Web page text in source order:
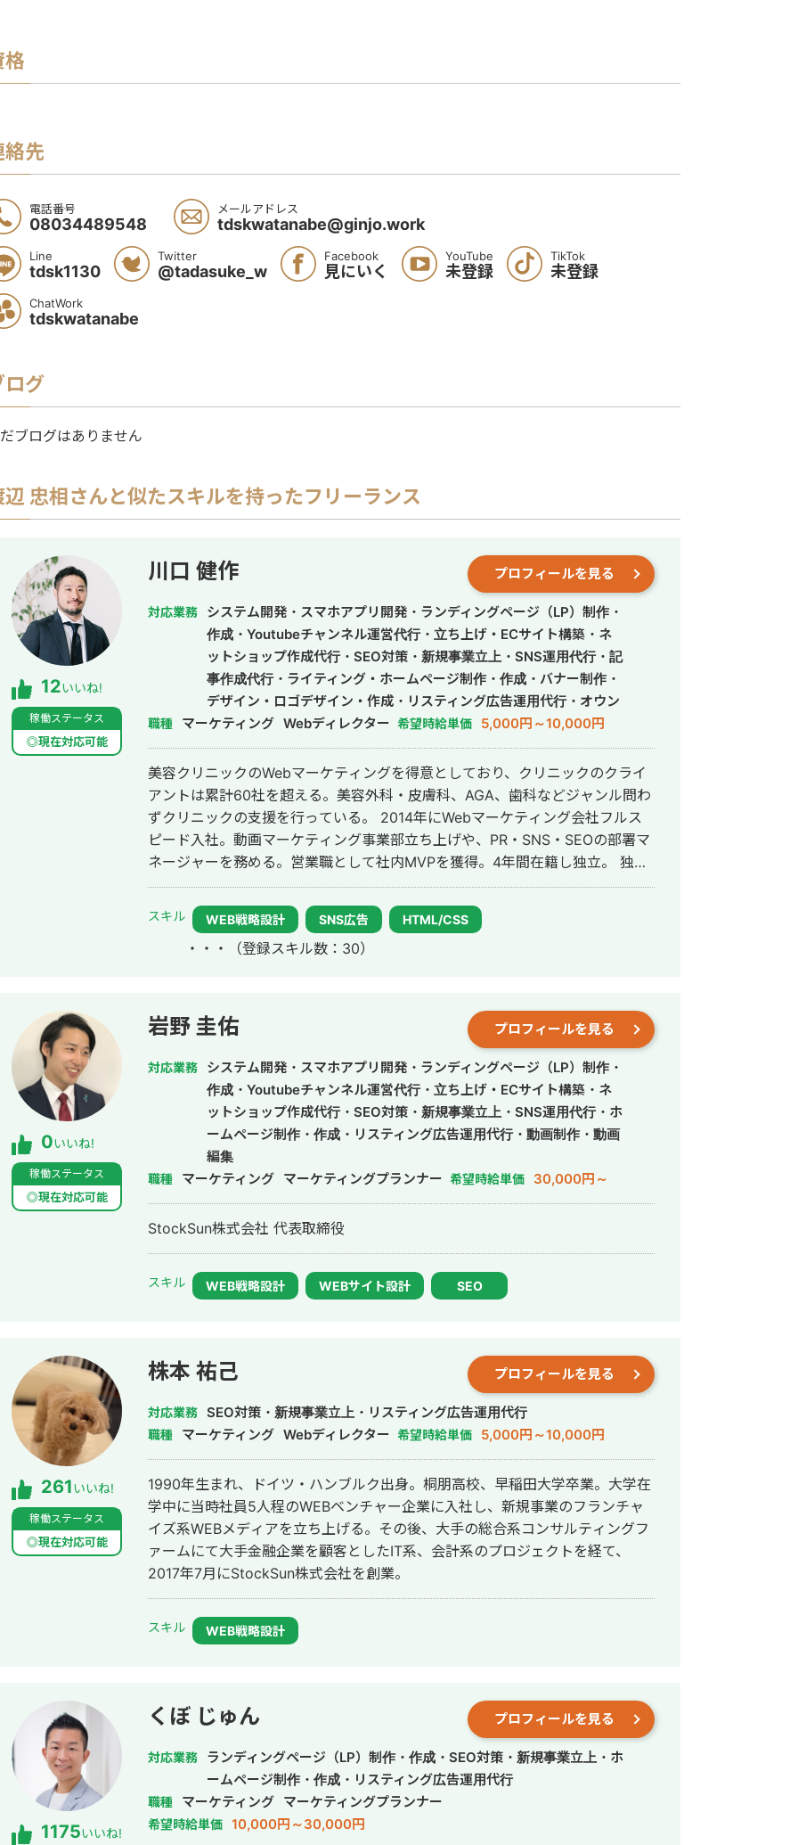
格
絡先
電話番号
08034489548
メールアドレス
tdskwatanabe@ginjo.work
Line
tdsk1130
Twitter
@tadasuke_w
Facebook
見にいく
YouTube
未登録
TikTok
未登録
ChatWork
tdskwatanabe
ログ
ブログはありません
辺 忠相 さんと似たスキルを持ったフリーランス
12いいね!
稼働ステータス
◎現在対応可能
川口 健作 プロフィールを見る
対応業務
システム開発・スマホアプリ開発・ランディングページ（LP）制作・
作成・Youtubeチャンネル運営代行・立ち上げ・ECサイト構築・ネ
ットショップ作成代行・SEO対策・新規事業立上・SNS運用代行・記
事作成代行・ライティング・ホームページ制作・作成・バナー制作・
デザイン・ロゴデザイン・作成・リスティング広告運用代行・オウン
ドメディア制作・構築・運用代行・動画制作・動画編集・営業代行
職種 マーケティング Webディレクター 希望時給単価 5,000円～10,000円
美容クリニックのWebマーケティングを得意としており、クリニックのクライ
アントは累計60社を超える。美容外科・皮膚科、AGA、歯科などジャンル問わ
ずクリニックの支援を行っている。 2014年にWebマーケティング会社フルス
ピード入社。動画マーケティング事業部立ち上げや、PR・SNS・SEOの部署マ
ネージャーを務める。営業職として社内MVPを獲得。4年間在籍し独立。 独立
後はフリーランスとなり、フロントエンドエンジニア兼総合Webマーケターと
して活動。現在はWebコンサルティング会社を創設し、法人としてStockSunに
スキル WEB戦略設計 SNS広告 HTML/CSS
・・・ （登録スキル数：30）
0いいね!
稼働ステータス
◎現在対応可能
岩野 圭佑 プロフィールを見る
対応業務
システム開発・スマホアプリ開発・ランディングページ（LP）制作・
作成・Youtubeチャンネル運営代行・立ち上げ・ECサイト構築・ネ
ットショップ作成代行・SEO対策・新規事業立上・SNS運用代行・ホ
ームページ制作・作成・リスティング広告運用代行・動画制作・動画
編集
職種 マーケティング マーケティングプランナー 希望時給単価 30,000円～
StockSun株式会社 代表取締役
スキル WEB戦略設計 WEBサイト設計 SEO
261いいね!
稼働ステータス
◎現在対応可能
株本 祐己 プロフィールを見る
対応業務 SEO対策・新規事業立上・リスティング広告運用代行
職種 マーケティング Webディレクター 希望時給単価 5,000円～10,000円
1990年生まれ、ドイツ・ハンブルク出身。桐朋高校、早稲田大学卒業。大学在
学中に当時社員5人程のWEBベンチャー企業に入社し、新規事業のフランチャ
イズ系WEBメディアを立ち上げる。その後、大手の総合系コンサルティングフ
ァームにて大手金融企業を顧客としたIT系、会計系のプロジェクトを経て、
2017年7月にStockSun株式会社を創業。
スキル WEB戦略設計
1175いいね!
くぼ じゅん プロフィールを見る
対応業務
ランディングページ（LP）制作・作成・SEO対策・新規事業立上・ホ
ームページ制作・作成・リスティング広告運用代行
職種 マーケティング マーケティングプランナー
希望時給単価 10,000円～30,000円